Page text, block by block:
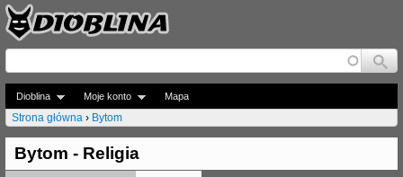
Jump to navigation
Dioblina Moje konto Mapa
J
e
Strona główna › Bytom
Bytom - Religia